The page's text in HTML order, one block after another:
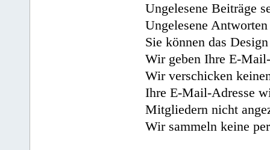
Ungelesene Beiträge
Ungelesene
Sie können das
Wir geben Ihre E-
Wir verschicken
Ihre E-Mail-Adresse
Mitgliedern nicht
Wir sammeln keine